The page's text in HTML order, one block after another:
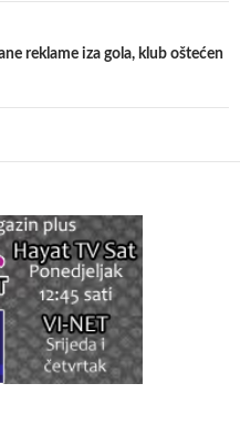
reklame iza gola, klub oštećen